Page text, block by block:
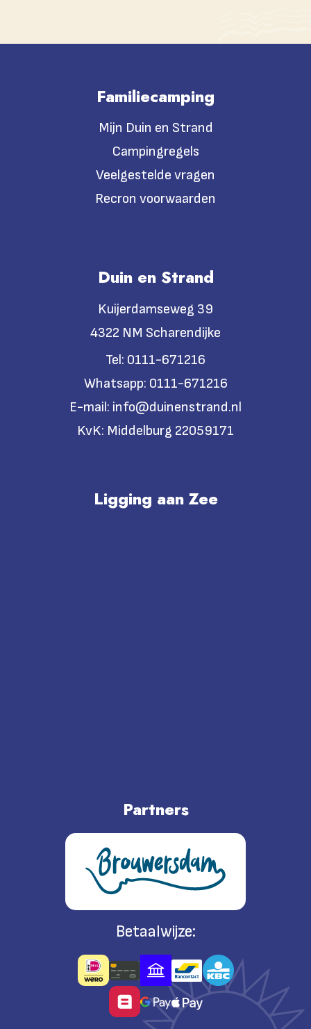
Partners
Betaalwijze:
Familiecamping
Mijn Duin en Strand
Campingregels
Veelgestelde vragen
Recron voorwaarden
Duin en Strand
Kuijerdamseweg 39
4322 NM Scharendijke
Tel: 0111-671216
Whatsapp: 0111-671216
E-mail: info@duinenstrand.nl
KvK: Middelburg 22059171
Ligging aan Zee